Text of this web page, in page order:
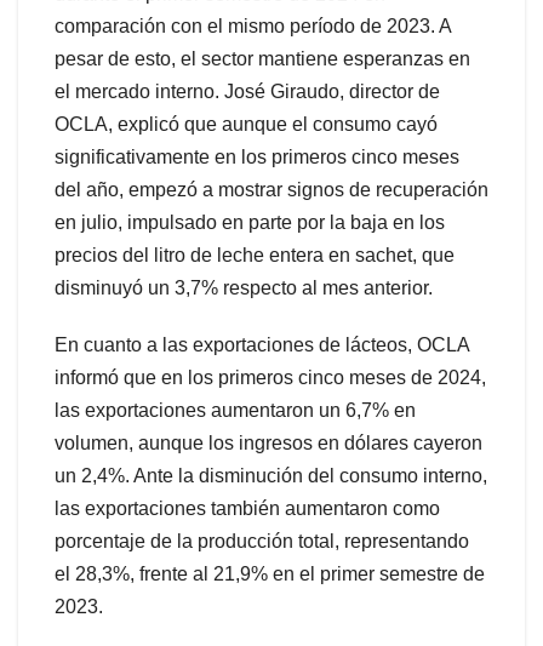
comparación con el mismo período de 2023. A
pesar de esto, el sector mantiene esperanzas en
el mercado interno. José Giraudo, director de
OCLA, explicó que aunque el consumo cayó
significativamente en los primeros cinco meses
del año, empezó a mostrar signos de recuperación
en julio, impulsado en parte por la baja en los
precios del litro de leche entera en sachet, que
disminuyó un 3,7% respecto al mes anterior.
En cuanto a las exportaciones de lácteos, OCLA
informó que en los primeros cinco meses de 2024,
las exportaciones aumentaron un 6,7% en
volumen, aunque los ingresos en dólares cayeron
un 2,4%. Ante la disminución del consumo interno,
las exportaciones también aumentaron como
porcentaje de la producción total, representando
el 28,3%, frente al 21,9% en el primer semestre de
2023.